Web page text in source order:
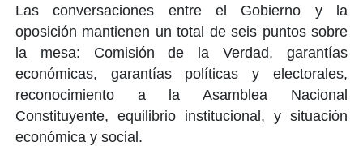
Las conversaciones entre el Gobierno y la
oposición mantienen un total de seis puntos sobre
la mesa: Comisión de la Verdad, garantías
económicas, garantías políticas y electorales,
reconocimiento a la Asamblea Nacional
Constituyente, equilibrio institucional, y situación
económica y social.